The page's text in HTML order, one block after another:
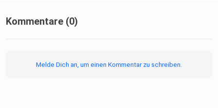
Kommentare (0)
Melde Dich an, um einen Kommentar zu schreiben.